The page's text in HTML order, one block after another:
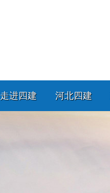
走进四建 河北四建